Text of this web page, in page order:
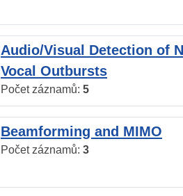
Audio/Visual Detection of
Vocal Outbursts
Počet záznamů: 5
Beamforming and MIMO
Počet záznamů: 3